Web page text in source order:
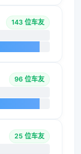
143 位车友
96 位车友
25 位车友